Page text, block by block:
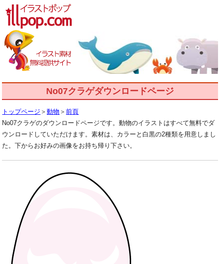
No07クラゲダウンロードページ
トップページ ＞動物 ＞前頁
No07クラゲのダウンロードページです。動物のイラストはすべて無料でダ
ウンロードしていただけます。素材は、カラーと白黒の2種類を用意しまし
た。下からお好みの画像をお持ち帰り下さい。